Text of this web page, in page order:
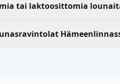
tai laktoosittomia